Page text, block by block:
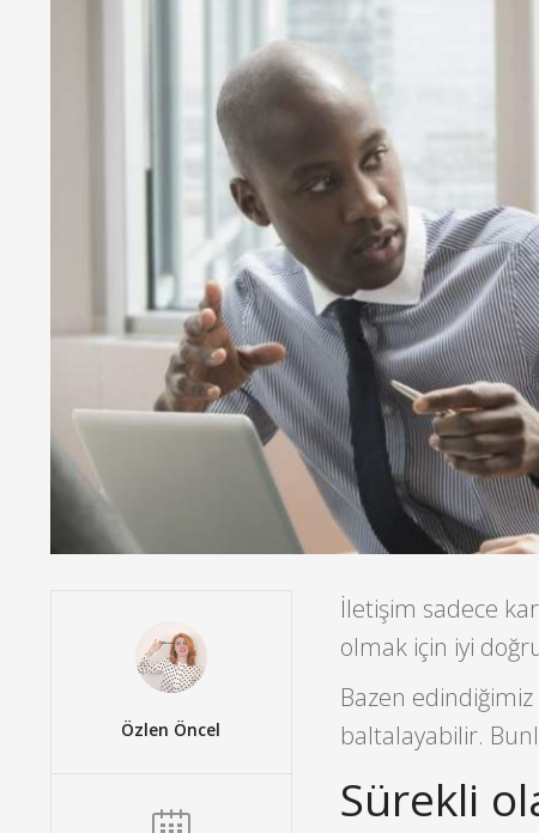
Özlen Öncel
İletişim sadece
olmak için iyi
Bazen
baltalayabilir.
Sürekli